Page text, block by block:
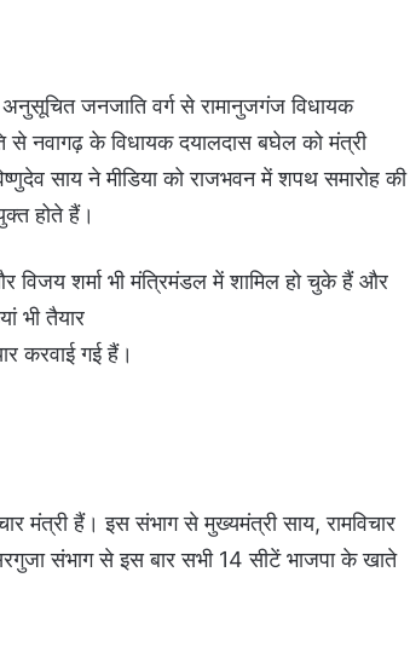
अनुसूचित जनजाति वर्ग से रामानुजगंज विधायक
से नवागढ़ के विधायक दयालदास बघेल को मंत्री
साय ने मीडिया को राजभवन में शपथ समारोह की
होते हैं।
विजय शर्मा भी मंत्रिमंडल में शामिल हो चुके हैं और
भी तैयार
करवाई गई हैं।
मंत्री हैं। इस संभाग से मुख्यमंत्री साय, रामविचार
संभाग से इस बार सभी 14 सीटें भाजपा के खाते